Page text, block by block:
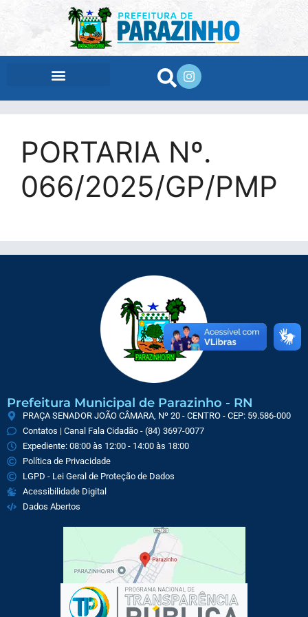
PORTARIA Nº.
066/2025/GP/PMP
Prefeitura Municipal de Parazinho - RN
PRAÇA SENADOR JOÃO CÂMARA, Nº 20 - CENTRO - CEP: 59.586-000
Contatos | Canal Fala Cidadão - (84) 3697-0077
Expediente: 08:00 às 12:00 - 14:00 às 18:00
Política de Privacidade
LGPD - Lei Geral de Proteção de Dados
Acessibilidade Digital
Dados Abertos